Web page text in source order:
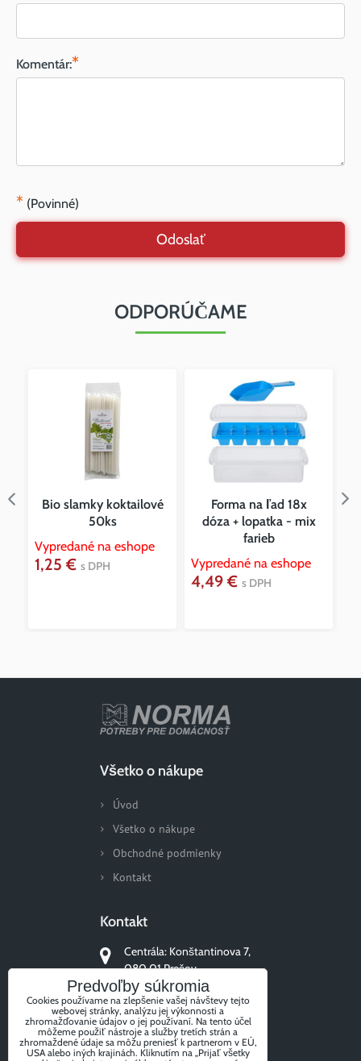
Komentár:*
* (Povinné)
Odoslať
ODPORÚČAME
Bio slamky koktailové
50ks
Vypredané na eshope
1,25 € s DPH
Forma na ľad 18x
dóza + lopatka - mix
farieb
Vypredané na eshope
4,49 € s DPH
Všetko o nákupe
Úvod
Všetko o nákupe
Obchodné podmienky
Kontakt
Kontakt
Centrála: Konštantinova 7,
080 01 Prešov
+421 51/77 311 96
Predvoľby súkromia
Cookies používame na zlepšenie vašej návštevy tejto
webovej stránky, analýzu jej výkonnosti a
zhromažďovanie údajov o jej používaní. Na tento účel
môžeme použiť nástroje a služby tretích strán a
zhromaždené údaje sa môžu preniesť k partnerom v EÚ,
USA alebo iných krajinách. Kliknutím na „Prijať všetky